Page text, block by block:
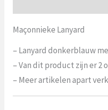
Maçonnieke Lanyard
– Lanyard donkerblauw
– Van dit product zijn er 2
– Meer artikelen apart